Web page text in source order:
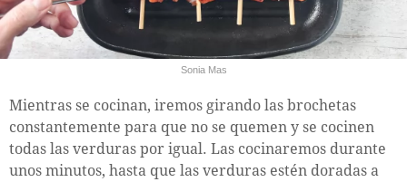
Sonia Mas
Mientras se cocinan, iremos girando las brochetas
constantemente para que no se quemen y se cocinen
todas las verduras por igual. Las cocinaremos durante
unos minutos, hasta que las verduras estén doradas a